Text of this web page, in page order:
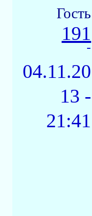
Гость
191
-
04.11.20
13 -
21:41